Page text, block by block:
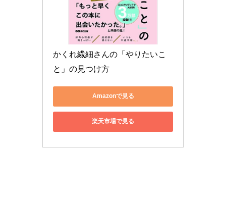
かくれ繊細さんの「やりたいこ
と」の見つけ方
Amazonで見る
楽天市場で見る